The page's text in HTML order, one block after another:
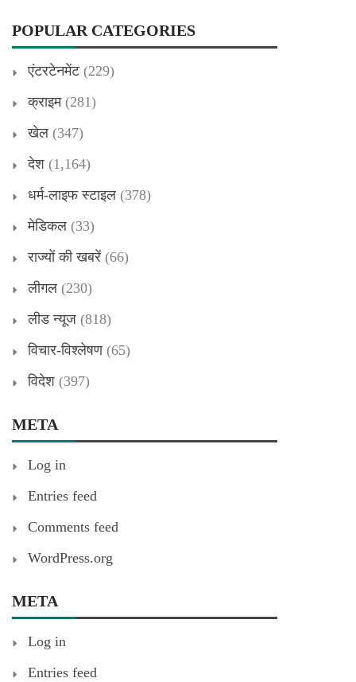
POPULAR CATEGORIES
एंटरटेनमेंट(229)
क्राइम(281)
खेल (347)
देश (1,164)
धर्म-लाइफ स्टाइल (378)
मेडिकल (33)
राज्यों की खबरें (66)
लीगल (230)
लीड न्यूज (818)
विचार-विश्लेषण(65)
विदेश (397)
META
Log in
Entries feed
Comments feed
WordPress.org
META
Log in
Entries feed